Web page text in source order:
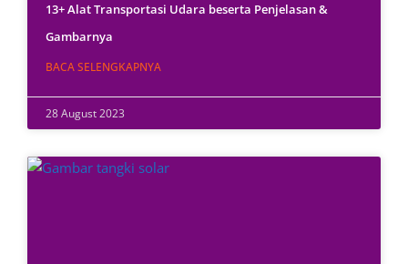
13+ Alat Transportasi Udara beserta Penjelasan &
Gambarnya
BACA SELENGKAPNYA
28 August 2023